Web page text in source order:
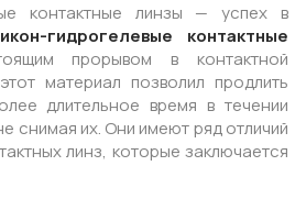
контактные линзы — успех в
гидрогелевые контактные
прорывом в контактной
материал позволил продлить
длительное время в течении
снимая их. Они имеют ряд отличий
линз, которые заключается